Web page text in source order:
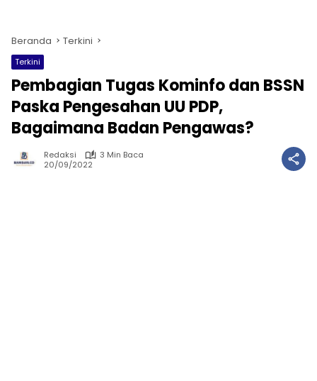
Beranda Terkini
Terkini
Pembagian Tugas Kominfo dan BSSN
Paska Pengesahan UU PDP,
Bagaimana Badan Pengawas?
Redaksi
3 Min Baca
20/09/2022